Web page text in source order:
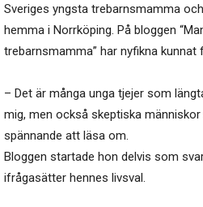
Sveriges yngsta trebarnsmamma
hemma i Norrköping. På bloggen
trebarnsmamma” har nyfikna kunnat
– Det är många unga tjejer som
mig, men också skeptiska
spännande att läsa om.
Bloggen startade hon delvis som
ifrågasätter hennes livsval.